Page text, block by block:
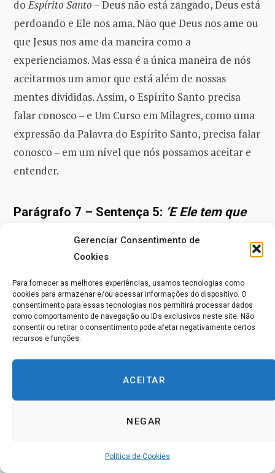
Gerenciar Consentimento de
Cookies
Para fornecer as melhores experiências, usamos tecnologias como
cookies para armazenar e/ou acessar informações do dispositivo. O
consentimento para essas tecnologias nos permitirá processar dados
como comportamento de navegação ou IDs exclusivos neste site. Não
consentir ou retirar o consentimento pode afetar negativamente certos
recursos e funções.
ACEITAR
NEGAR
Política de Cookies
do Espírito Santo – Deus não está zangado, Deus está
perdoando e Ele nos ama. Não que Deus nos ame ou
que Jesus nos ame da maneira como a
experienciamos. Mas essa é a única maneira de nós
aceitarmos um amor que está além de nossas
mentes divididas. Assim, o Espírito Santo precisa
falar conosco – e Um Curso em Milagres, como uma
expressão da Palavra do Espírito Santo, precisa falar
conosco – em um nível que nós possamos aceitar e
entender.
Parágrafo 7 – Sentença 5: ‘E Ele tem que
ilusões à verdade, tomando todas as ideias
para além delas, para a verdade que está
além das ilusões.’
Esse é o propósito do Espírito Santo, esse é o propósito
ideia – que nós estamos separados e que o ataque e a
especialização são justificados – e a corrigimos.Nós
temos uma ilusão – a ilusão do perdão – que corrige e
as ilusões de separação e ataqueforem desfeitas pela